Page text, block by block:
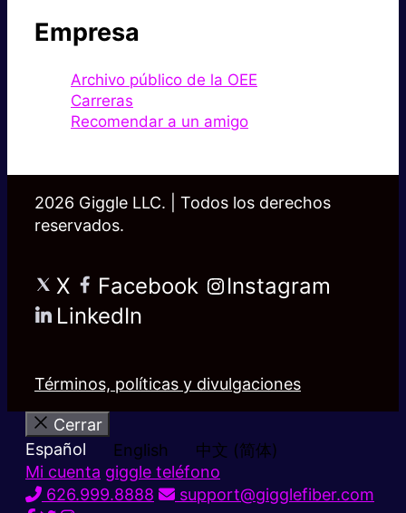
Empresa
Archivo público de la OEE
Carreras
Recomendar a un amigo
2026 Giggle LLC. | Todos los derechos
reservados.
X Facebook
Instagram
LinkedIn
Términos, políticas y divulgaciones
Cerrar
Español
English
中文 (简体)
Mi cuenta giggle teléfono
626.999.8888
support@gigglefiber.com